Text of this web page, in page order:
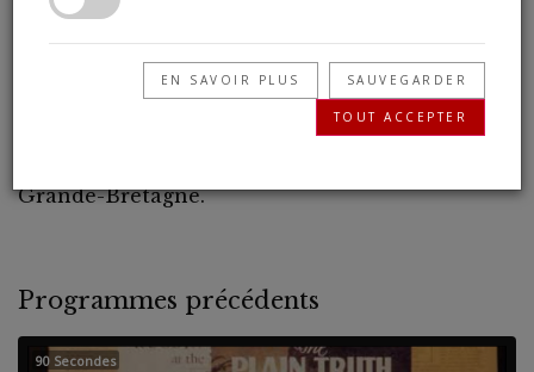
Amérique-Europe
05/05/2017 • 26 Minutes
La crise financière en Grèce est un petit
Grande-Bretagne.
Programmes précédents
90 Secondes
EN SAVOIR PLUS SAUVEGARDER
TOUT ACCEPTER